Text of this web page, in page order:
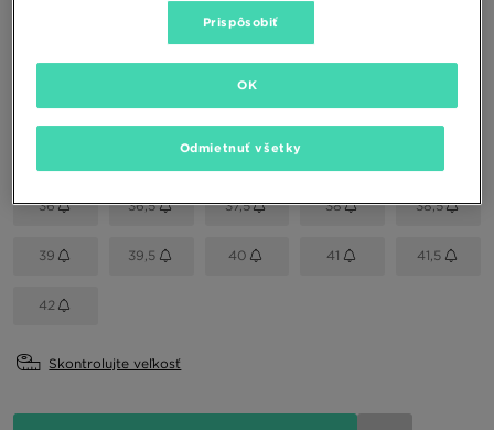
Biela
Vybrať veľkosť
36 36,5 37,5 38 38,5
39 39,5 40 41 41,5
42
Skontrolujte veľkosť
Prispôsobiť
Odmietnuť všetky
OK